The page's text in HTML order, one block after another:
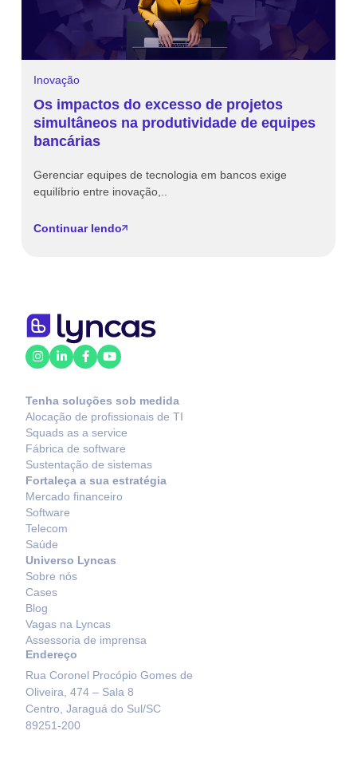
Inovação
Os impactos do excesso de projetos
simultâneos na produtividade de equipes
bancárias
Gerenciar equipes de tecnologia em bancos exige
equilíbrio entre inovação,..
Continuar lendo
Tenha soluções sob medida
Alocação de profissionais de TI
Squads as a service
Fábrica de software
Sustentação de sistemas
Fortaleça a sua estratégia
Mercado financeiro
Software
Telecom
Saúde
Universo Lyncas
Sobre nós
Cases
Blog
Vagas na Lyncas
Assessoria de imprensa
Endereço
Rua Coronel Procópio Gomes de
Oliveira, 474 – Sala 8
Centro, Jaraguá do Sul/SC
89251-200